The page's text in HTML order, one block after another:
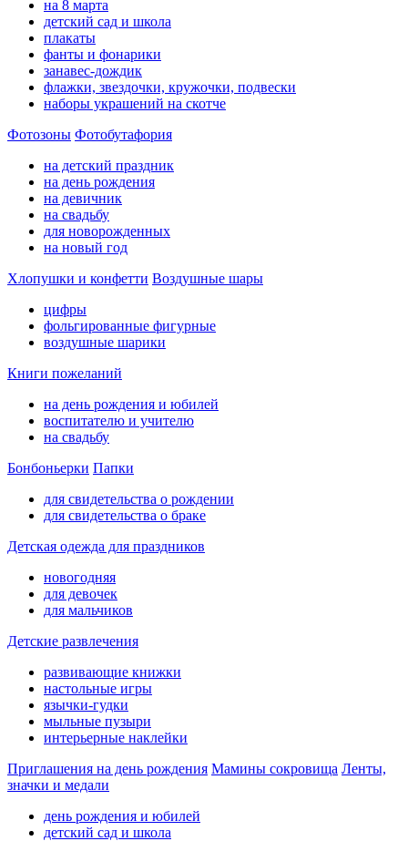
на 8 марта
детский сад и школа
плакаты
фанты и фонарики
занавес-дождик
флажки, звездочки, кружочки, подвески
наборы украшений на скотче
Фотозоны Фотобутафория
на детский праздник
на день рождения
на девичник
на свадьбу
для новорожденных
на новый год
Хлопушки и конфетти Воздушные шары
цифры
фольгированные фигурные
воздушные шарики
Книги пожеланий
на день рождения и юбилей
воспитателю и учителю
на свадьбу
Бонбоньерки Папки
для свидетельства о рождении
для свидетельства о браке
Детская одежда для праздников
новогодняя
для девочек
для мальчиков
Детские развлечения
развивающие книжки
настольные игры
язычки-гудки
мыльные пузыри
интерьерные наклейки
Приглашения на день рождения Мамины сокровища Ленты,
значки и медали
день рождения и юбилей
детский сад и школа